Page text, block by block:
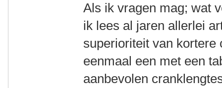
Als ik vragen mag; wat
ik lees al jaren allerlei
superioriteit van
eenmaal een met een
aanbevolen